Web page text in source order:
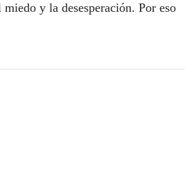
y la desesperación. Por eso